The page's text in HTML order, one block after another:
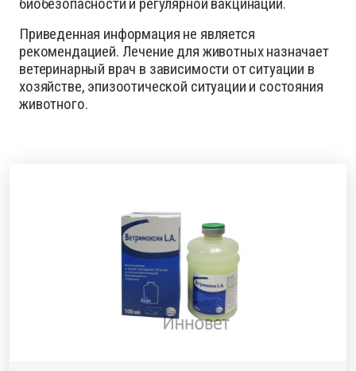
Приведенная информация не является
рекомендацией. Лечение для животных назначает
ветеринарный врач в зависимости от ситуации в
хозяйстве, эпизоотической ситуации и состояния
животного.